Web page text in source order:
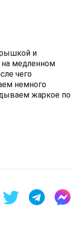
и
на медленном
чего
немного
жаркое по